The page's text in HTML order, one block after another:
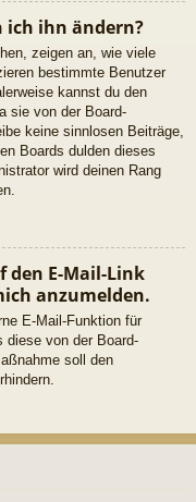
ich ihn ändern?
zeigen an, wie viele
bestimmte Benutzer
kannst du den
sie von der Board-
keine sinnlosen Beiträge,
Boards dulden dieses
wird deinen Rang
den E-Mail-Link
anzumelden.
E-Mail-Funktion für
diese von der Board-
soll den